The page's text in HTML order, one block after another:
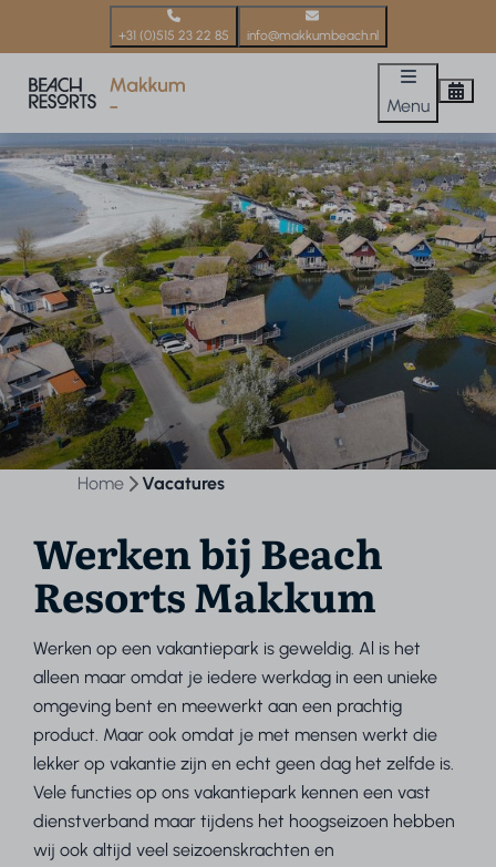
+31 (0)515 23 22 85 info@makkumbeach.nl
Menu
Home Vacatures
Werken bij Beach
Resorts Makkum
Werken op een vakantiepark is geweldig. Al is het
alleen maar omdat je iedere werkdag in een unieke
omgeving bent en meewerkt aan een prachtig
product. Maar ook omdat je met mensen werkt die
lekker op vakantie zijn en echt geen dag het zelfde is.
Vele functies op ons vakantiepark kennen een vast
dienstverband maar tijdens het hoogseizoen hebben
wij ook altijd veel seizoenskrachten en